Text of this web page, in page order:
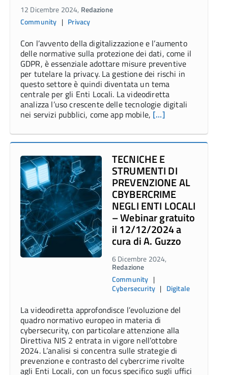
12 Dicembre 2024, Redazione
Community | Privacy
Con l’avvento della digitalizzazione e l’aumento
delle normative sulla protezione dei dati, come il
GDPR, è essenziale adottare misure preventive
per tutelare la privacy. La gestione dei rischi in
questo settore è quindi diventata un tema
centrale per gli Enti Locali. La videodiretta
analizza l’uso crescente delle tecnologie digitali
nei servizi pubblici, come app mobile, […]
TECNICHE E
STRUMENTI DI
PREVENZIONE AL
CBYBERCRIME
NEGLI ENTI LOCALI
– Webinar gratuito
il 12/12/2024 a
cura di A. Guzzo
6 Dicembre 2024,
Redazione
Community |
Cybersecurity| Digitale
La videodiretta approfondisce l’evoluzione del
quadro normativo europeo in materia di
cybersecurity, con particolare attenzione alla
Direttiva NIS 2 entrata in vigore nell’ottobre
2024. L’analisi si concentra sulle strategie di
prevenzione e contrasto del cybercrime rivolte
agli Enti Locali, con un focus specifico sugli uffici